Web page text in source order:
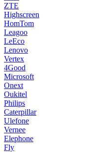
ZTE
Highscreen
HomTom
Leagoo
LeEco
Lenovo
Vertex
4Good
Microsoft
Onext
Oukitel
Philips
Caterpillar
Ulefone
Vernee
Elephone
Fly